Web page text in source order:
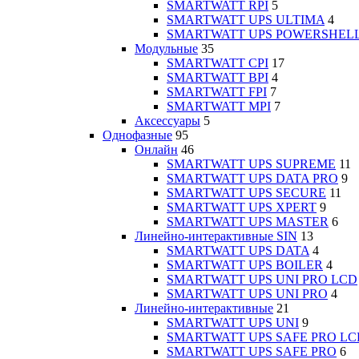
SMARTWATT RPI 5
SMARTWATT UPS ULTIMA 4
SMARTWATT UPS
Модульные 35
SMARTWATT CPI 17
SMARTWATT BPI 4
SMARTWATT FPI 7
SMARTWATT MPI 7
Аксессуары 5
Однофазные 95
Онлайн 46
SMARTWATT UPS SUPREME 11
SMARTWATT UPS DATA PRO 9
SMARTWATT UPS SECURE 11
SMARTWATT UPS XPERT 9
SMARTWATT UPS MASTER 6
Линейно-интерактивные SIN 13
SMARTWATT UPS DATA 4
SMARTWATT UPS BOILER 4
SMARTWATT UPS UNI PRO LCD
SMARTWATT UPS UNI PRO 4
Линейно-интерактивные 21
SMARTWATT UPS UNI 9
SMARTWATT UPS SAFE PRO
SMARTWATT UPS SAFE PRO 6